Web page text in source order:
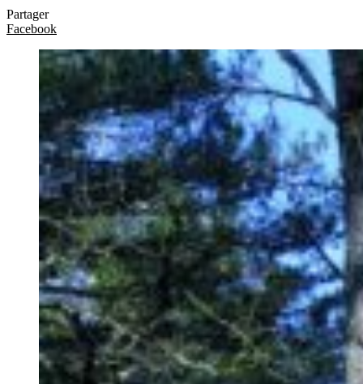
Partager
Facebook